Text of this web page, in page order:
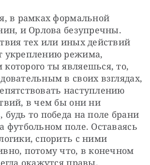
в рамках формальной
и Орлова безупречны.
тех или иных действий
укреплению режима,
ты являешься, то,
в своих взглядах,
наступлению
в чем бы они ни
будь то победа на поле брани
футбольном поле. Оставаясь
спорить с ними
потому что, в конечном
окажутся правы.